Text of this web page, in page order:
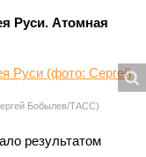
Руси. Атомная
Бобылев/ТАСС)
результатом